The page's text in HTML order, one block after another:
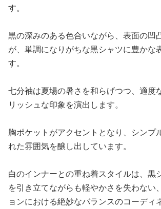
す。
黒の深みのある色合いながら、表面の凹
が、単調になりがちな黒シャツに豊かな
す。
七分袖は夏場の暑さを和らげつつ、適度
リッシュな印象を演出します。
胸ポケットがアクセントとなり、シンプ
れた雰囲気を醸し出しています。
白のインナーとの重ね着スタイルは、黒
を引き立てながらも軽やかさを失わない
ョンにおける絶妙なバランスのコーディ